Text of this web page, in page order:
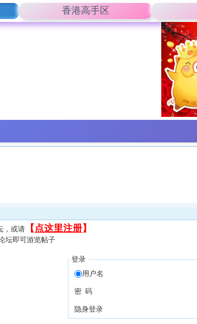
香港高手区
，或请 【 点这里注册】
坛即可游览帖子
登录
用户名
密 码
隐身登录